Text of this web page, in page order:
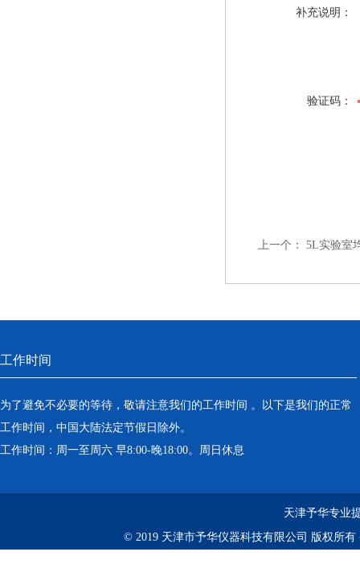
补充说明：
验证码：
上一个： 5L实验室
工作时间
为了避免不必要的等待，敬请注意我们的工作时间 。以下是我们的正常
工作时间，中国大陆法定节假日除外。
工作时间：周一至周六 早8:00-晚18:00。周日休息
天津予华专业
© 2019 天津市予华仪器科技有限公司 版权所有